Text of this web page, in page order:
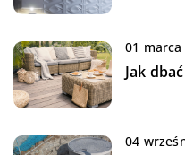
01 marca
Jak
04